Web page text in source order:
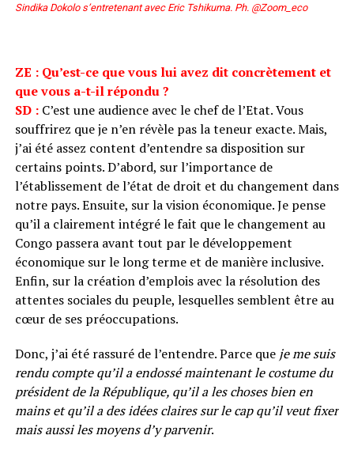
Sindika Dokolo s’entretenant avec Eric Tshikuma. Ph. @Zoom_eco
ZE : Qu’est-ce que vous lui avez dit concrètement et
que vous a-t-il répondu ?
SD : C’est une audience avec le chef de l’Etat. Vous
souffrirez que je n’en révèle pas la teneur exacte. Mais,
j’ai été assez content d’entendre sa disposition sur
certains points. D’abord, sur l’importance de
l’établissement de l’état de droit et du changement dans
notre pays. Ensuite, sur la vision économique. Je pense
qu’il a clairement intégré le fait que le changement au
Congo passera avant tout par le développement
économique sur le long terme et de manière inclusive.
Enfin, sur la création d’emplois avec la résolution des
attentes sociales du peuple, lesquelles semblent être au
cœur de ses préoccupations.
Donc, j’ai été rassuré de l’entendre. Parce que je me suis
rendu compte qu’il a endossé maintenant le costume du
président de la République, qu’il a les choses bien en
mains et qu’il a des idées claires sur le cap qu’il veut fixer
mais aussi les moyens d’y parvenir.